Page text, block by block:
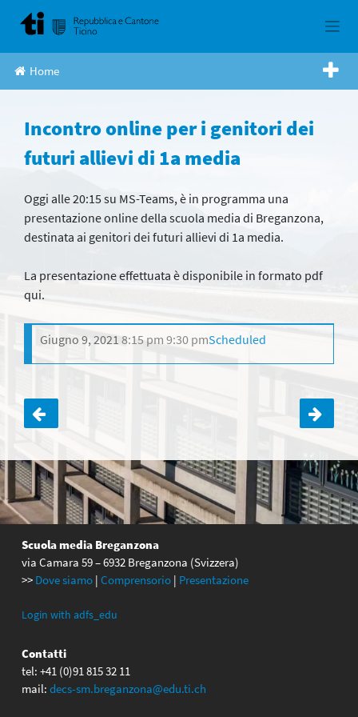
Home
Incontro online per i genitori dei
futuri allievi di 1a media
Oggi alle 20:15 su MS-Teams, è in programma una
presentazione online della scuola media di Breganzona,
destinata ai genitori dei futuri allievi di 1a media.
La presentazione effettuata è disponibile in formato pdf
qui.
Giugno 9, 2021 8:15 pm 9:30 pmScheduled
Navigazione
articoli
Scuola media Breganzona
via Camara 59 – 6932 Breganzona (Svizzera)
>> Dove siamo | Comprensorio | Presentazione
Login with adfs_edu
Contatti
tel: +41 (0)91 815 32 11
mail: decs-sm.breganzona@edu.ti.ch